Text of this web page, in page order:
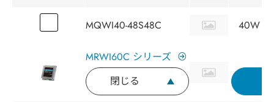
MQWI40-48S48C 40W
MRWI60C シリーズ
閉じる